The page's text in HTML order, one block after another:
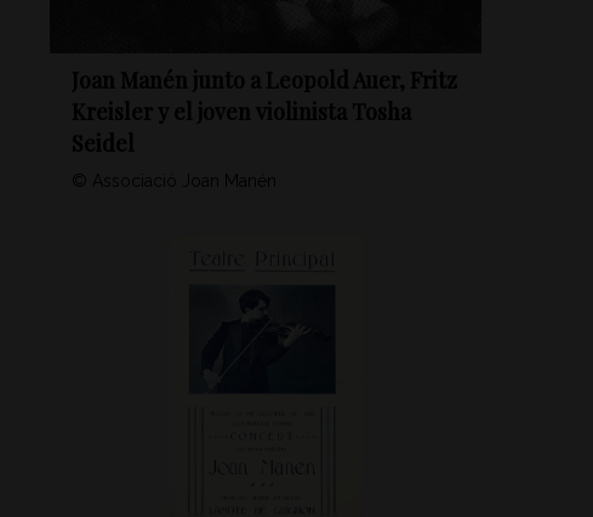
Joan Manén junto a Leopold Auer, Fritz
Kreisler y el joven violinista Tosha
Seidel
© Associació Joan Manén